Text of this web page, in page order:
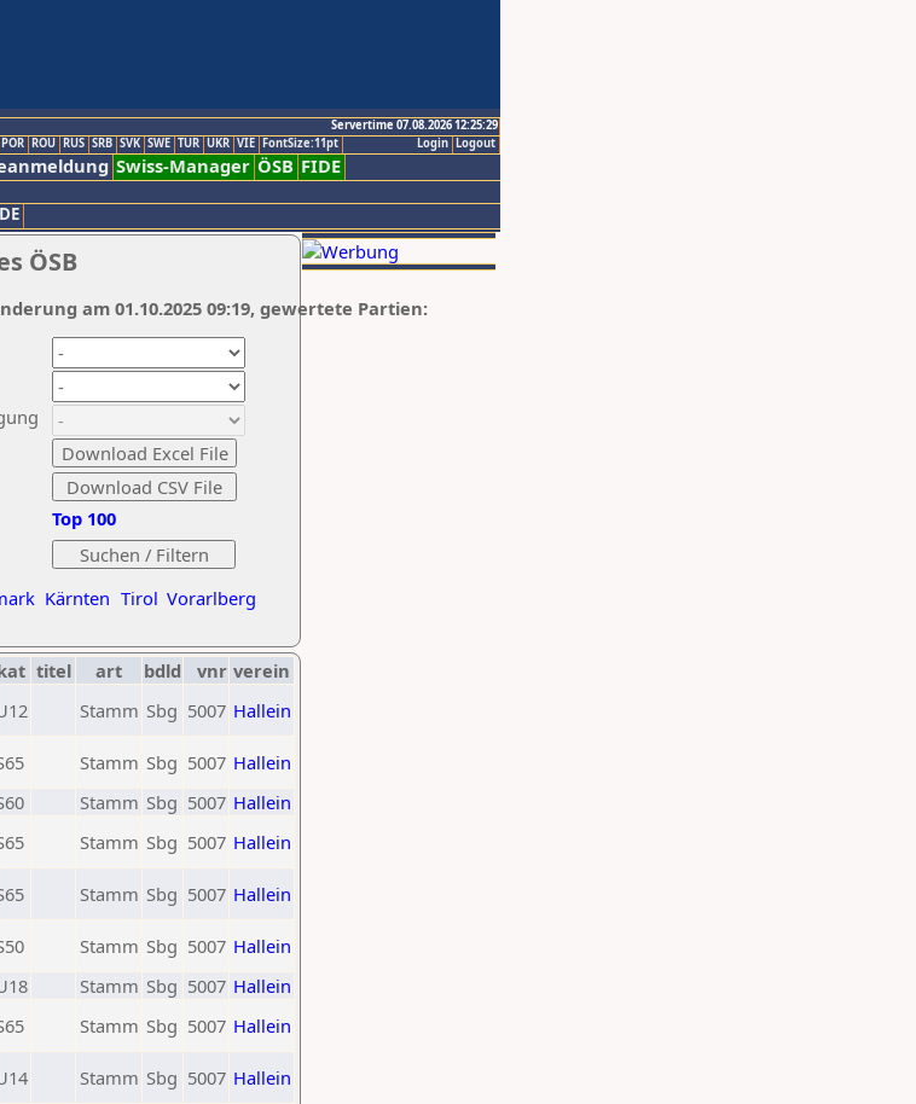
Servertime 07.08.2026 12:25:29
Logout
Login
POR ROU RUS SRB SVK SWE TUR UKR VIE FontSize:11pt
Swiss-Manager ÖSB FIDE
ÖSB
Kärnten Tirol Vorarlberg
Top 100
am 01.10.2025 09:19, gewertete Partien:
titel art bdld vnr verein
Stamm Sbg 5007 Hallein
Stamm Sbg 5007 Hallein
Stamm Sbg 5007 Hallein
Stamm Sbg 5007 Hallein
Stamm Sbg 5007 Hallein
Stamm Sbg 5007 Hallein
Stamm Sbg 5007 Hallein
Stamm Sbg 5007 Hallein
Stamm Sbg 5007 Hallein